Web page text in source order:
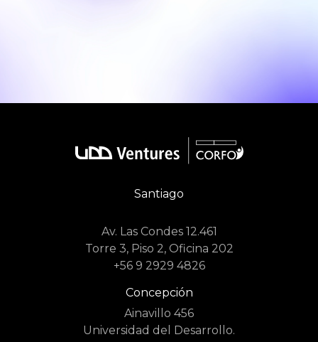
Santiago
Av. Las Condes 12.461
Torre 3, Piso 2, Oficina 202
+56 9 2929 4826
Concepción
Ainavillo 456
Universidad del Desarrollo.